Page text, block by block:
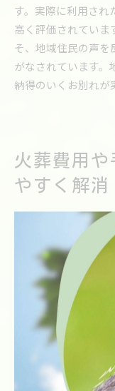
す。実際に利用され
高く評価されていま
そ、地域住民の声を
がなされています。
納得のいくお別れが
火葬費用や
やすく解消
ペット火葬の費
ペット火葬の費用
異なります。一般
れぞれで費用が変
料金に加え、お骨
が多いです。費用
き、納得のいくお
動費が無料の業者
ましょう。